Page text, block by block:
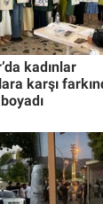
kadınlar
karşı